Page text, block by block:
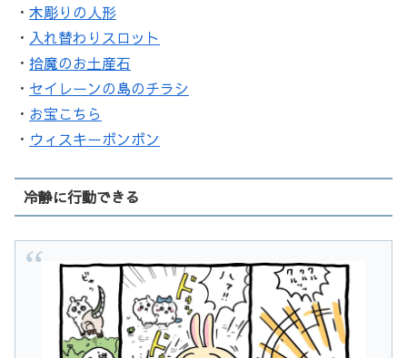
・ 木彫りの人形
・ 入れ替わりスロット
・ 拾魔のお土産石
・ セイレーンの島のチラシ
・ お宝こちら
・ ウィスキーボンボン
冷静に行動できる